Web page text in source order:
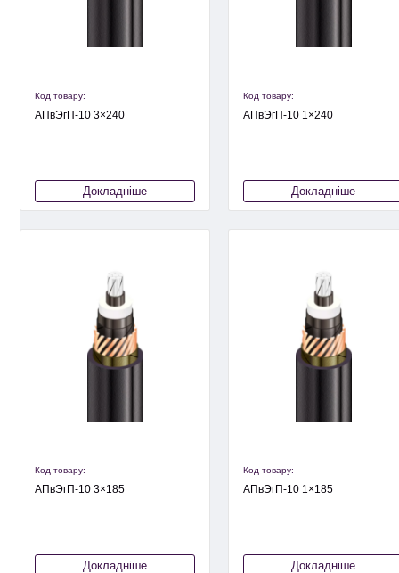
Код товару:
АПвЭгП-10 3×240
Докладніше
Код товару:
АПвЭгП-10 1×240
Докладніше
Код товару:
АПвЭгП-10 3×185
Докладніше
Код товару:
АПвЭгП-10 1×185
Докладніше